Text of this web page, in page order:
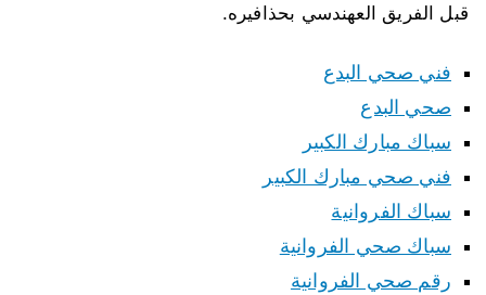
قبل الفريق العهندسي بحذافيره.
فني صحي البدع
صحي البدع
سباك مبارك الكبير
فني صحي مبارك الكبير
سباك الفروانية
سباك صحي الفروانية
رقم صحي الفروانية